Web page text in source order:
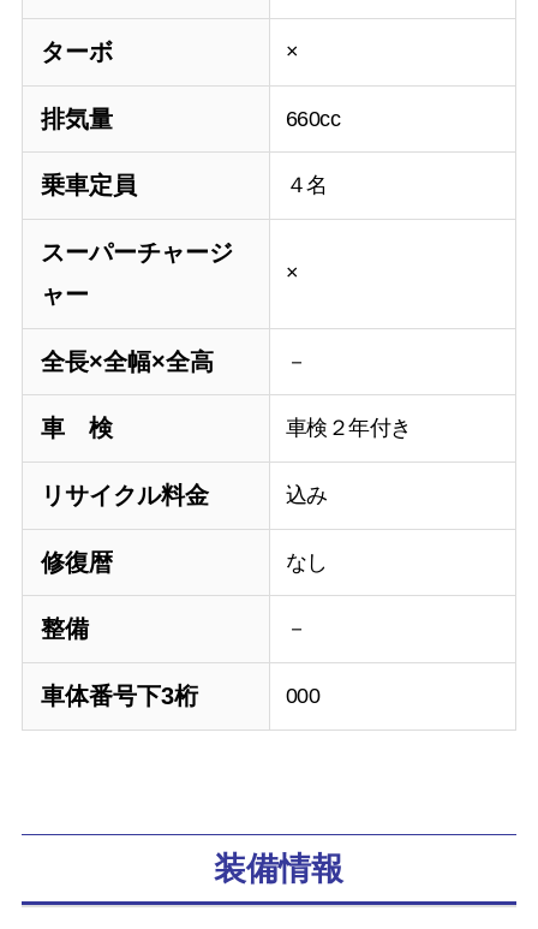
ターボ ×
排気量 660cc
乗車定員 ４名
スーパーチャージ
ャー
×
全長×全幅×全高 －
車 検 車検２年付き
リサイクル料金 込み
修復暦 なし
整備 －
車体番号下3桁 000
装備情報